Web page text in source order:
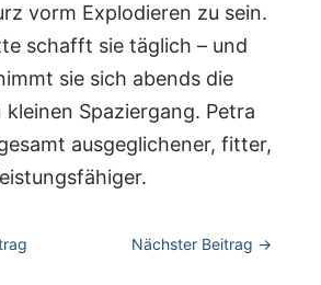
vorm Explodieren zu sein.
schafft sie täglich – und
sie sich abends die
Spaziergang. Petra
ausgeglichener, fitter,
Nächster Beitrag →